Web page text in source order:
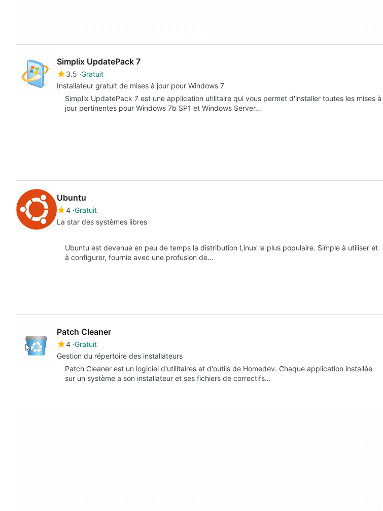
Simplix UpdatePack 7
3.5 Gratuit
Installateur gratuit de mises à jour pour Windows 7
Simplix UpdatePack 7 est une application utilitaire qui vous permet d'installer toutes les mises à
jour pertinentes pour Windows 7b SP1 et Windows Server…
Ubuntu
4 Gratuit
La star des systèmes libres
Ubuntu est devenue en peu de temps la distribution Linux la plus populaire. Simple à utiliser et
à configurer, fournie avec une profusion de…
Patch Cleaner
4 Gratuit
Gestion du répertoire des installateurs
Patch Cleaner est un logiciel d'utilitaires et d'outils de Homedev. Chaque application installée
sur un système a son installateur et ses fichiers de correctifs…